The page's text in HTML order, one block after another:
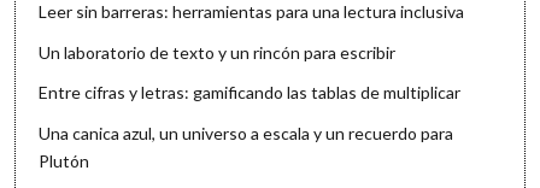
Leer sin barreras: herramientas para una lectura inclusiva
Un laboratorio de texto y un rincón para escribir
Entre cifras y letras: gamificando las tablas de multiplicar
Una canica azul, un universo a escala y un recuerdo para
Plutón